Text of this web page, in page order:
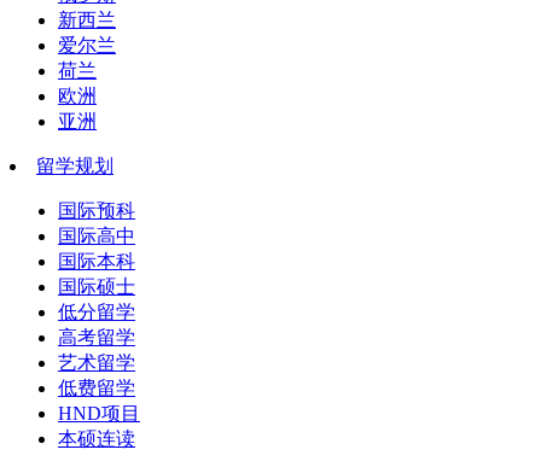
新西兰
爱尔兰
荷兰
欧洲
亚洲
留学规划
国际预科
国际高中
国际本科
国际硕士
低分留学
高考留学
艺术留学
低费留学
HND项目
本硕连读